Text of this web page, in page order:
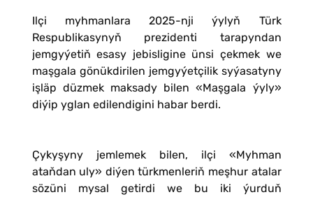
Ilçi myhmanlara 2025-nji ýylyň Türk
Respublikasynyň prezidenti tarapyndan
jemgyýetiň esasy jebisligine ünsi çekmek we
maşgala gönükdirilen jemgyýetçilik syýasatyny
işläp düzmek maksady bilen «Maşgala ýyly»
diýip yglan edilendigini habar berdi.
Çykyşyny jemlemek bilen, ilçi «Myhman
ataňdan uly» diýen türkmenleriň meşhur atalar
sözüni mysal getirdi we bu iki ýurduň